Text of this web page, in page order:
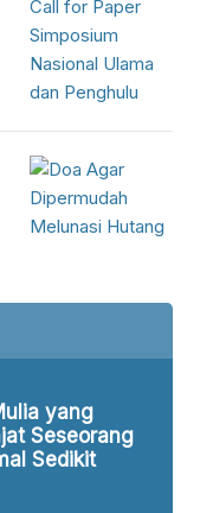
yang
Seseorang
Sedikit